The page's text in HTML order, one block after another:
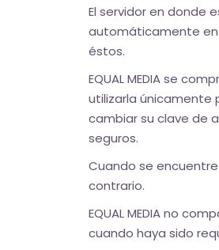
El servidor en donde
automáticamente en
éstos.
EQUAL MEDIA se
utilizarla únicamente
cambiar su clave de
seguros.
Cuando se
contrario.
EQUAL MEDIA no
cuando haya sido